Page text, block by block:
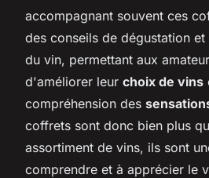
accompagnant souvent ces
des conseils de dégustation
du vin, permettant aux
d'améliorer leur choix de vins
compréhension des
coffrets sont donc bien plus
assortiment de vins, ils sont
comprendre et à apprécier le